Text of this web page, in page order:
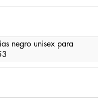
negro unisex para